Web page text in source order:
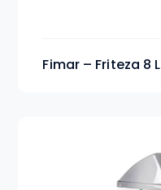
Fimar – Friteza 8 L